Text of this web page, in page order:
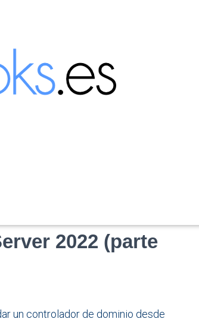
2022 (parte
un controlador de dominio desde